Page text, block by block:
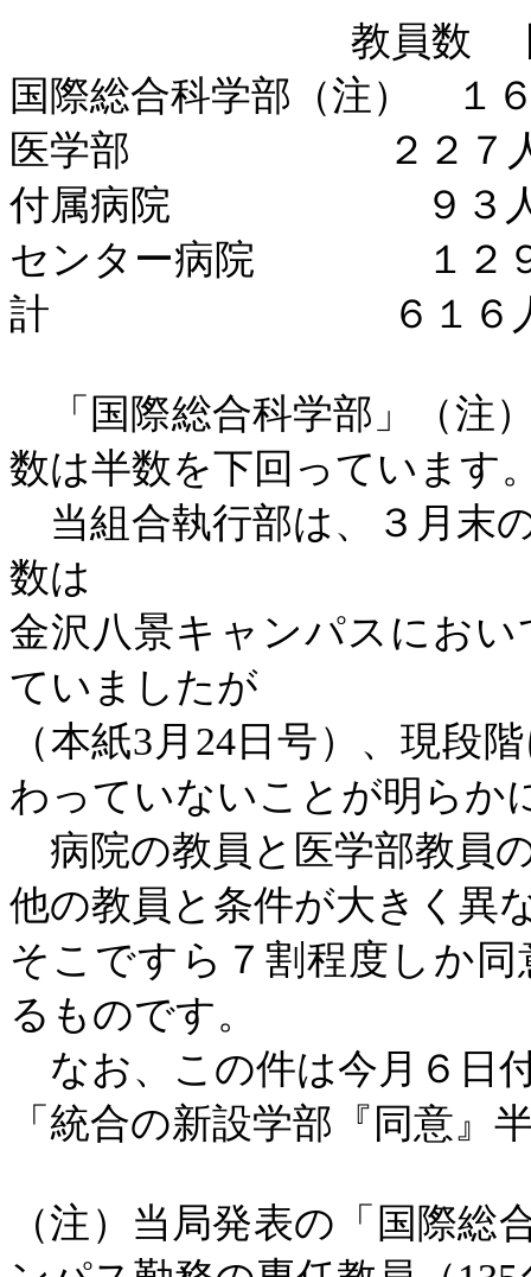
教員数
国際総合科学部（注）
１
医学部
２２７
付属病院
９３
センター病院
１２
計
６１６
「国際総合科学部」（注
数は半数を下回っています
当組合執行部は、３月末
数は
金沢八景キャンパスにお
ていましたが
（本紙3 月 24日号）、現段
わっていないことが明らか
病院の教員と医学部教員
他の教員と条件が大きく異
そこですら７割程度しか
るものです。
なお、この件は今月６日
「統合の新設学部『同意』
（注）当局発表の「国際